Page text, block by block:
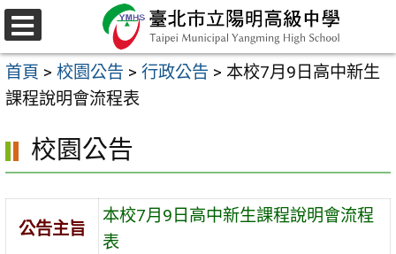
跳
至
主
要
容
區
選
單
首頁 > 校園公告 > 行政公告 > 本校7月9日高中新生
課程說明會流程表
校園公告
公告主旨
本校7月9日高中新生課程說明會流程
表